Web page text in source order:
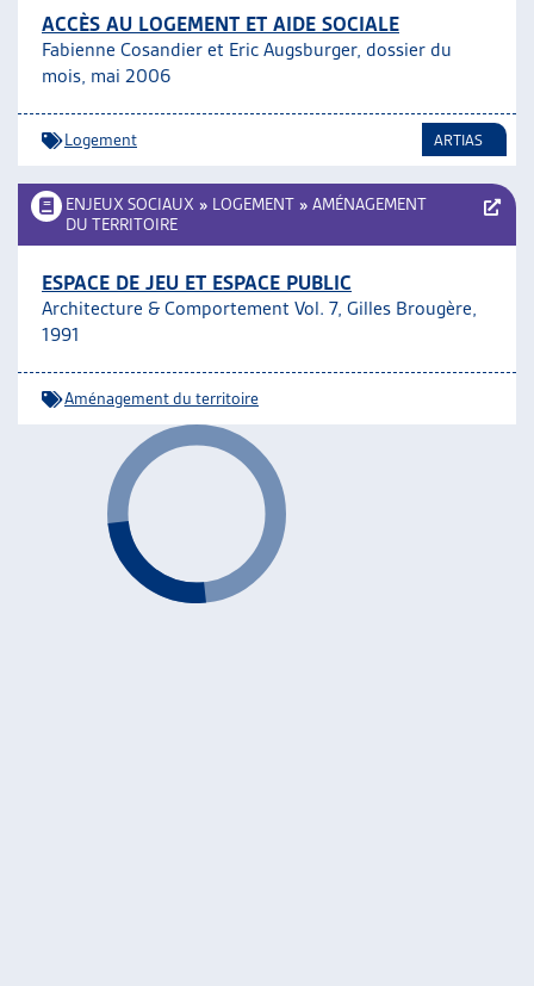
ACCÈS AU LOGEMENT ET AIDE SOCIALE
Fabienne Cosandier et Eric Augsburger, dossier du
mois, mai 2006
Logement ARTIAS
ENJEUX SOCIAUX » LOGEMENT » AMÉNAGEMENT
DU TERRITOIRE
ESPACE DE JEU ET ESPACE PUBLIC
Architecture & Comportement Vol. 7, Gilles Brougère,
1991
Aménagement du territoire